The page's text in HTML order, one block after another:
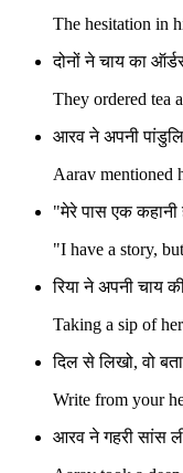
The hesitation in
दोनों ने चाय का
They ordered tea
आरव ने अपनी
Aarav mentioned
"मेरे पास एक
"I have a story,
रिया ने अपनी चाय
Taking a sip of
दिल से लिखो, वो
Write from your
आरव ने गहरी सांस